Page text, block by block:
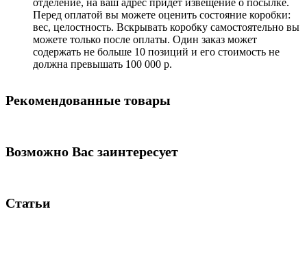
отделение, на ваш адрес придет извещение о посылке.
Перед оплатой вы можете оценить состояние коробки:
вес, целостность. Вскрывать коробку самостоятельно вы
можете только после оплаты. Один заказ может
содержать не больше 10 позиций и его стоимость не
должна превышать 100 000 р.
Рекомендованные товары
Возможно Вас заинтересует
Статьи